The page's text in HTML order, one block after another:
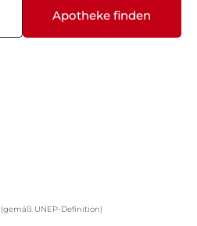
Apotheke finden
(gemäß UNEP-Definition)